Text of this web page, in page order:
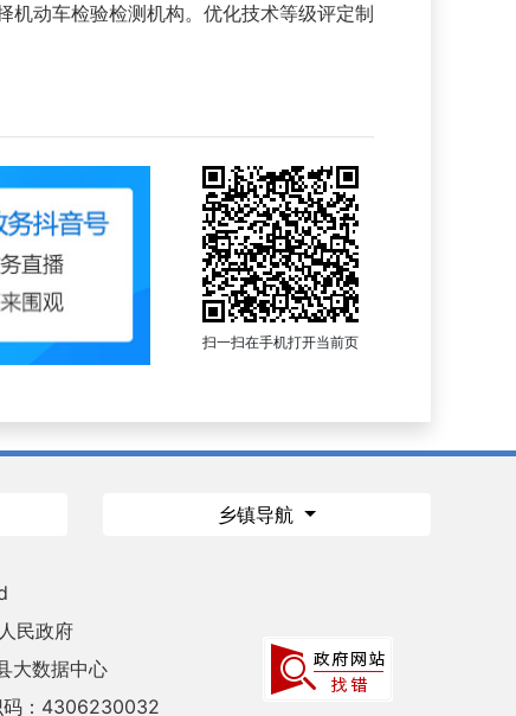
动车检验检测机构。优化技术等级评定制
扫一扫在手机打开当前页
乡镇导航
民政府
大数据中心
码：4306230032